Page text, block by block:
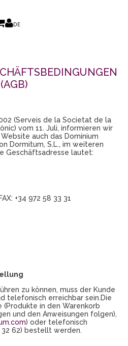
DE
(AGB)
(Serveis de la Societat de la
vom 11. Juli, informieren wir
auch das Dominium
Dormitum, S.L., im weiteren
Geschäftsadresse lautet:
+34 972 58 33 31
zu können, muss der Kunde
telefonisch erreichbar sein.Die
in den Warenkorb
und den Anweisungen folgen),
) oder telefonisch
32 62) bestellt werden.